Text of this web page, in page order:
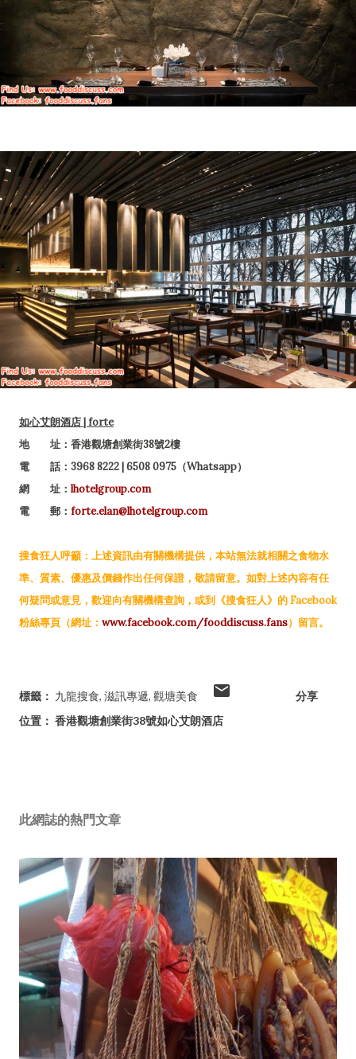
如心艾朗酒店 | forte
地 址：香港觀塘創業街38號2樓
電 話：3968 8222 | 6508 0975（Whatsapp）
網 址： lhotelgroup.com
電 郵： forte.elan@lhotelgroup.com
搜食狂人呼籲：上述資訊由有關機構提供，本站無法就相關之食物水
準、質素、優惠及價錢作出任何保證，敬請留意。如對上述內容有任
何疑問或意見，歡迎向有關機構查詢，或到《搜食狂人》的 Facebook
粉絲專頁（網址： www.facebook.com/fooddiscuss.fans）留言。
標籤： 九龍搜食 滋訊專遞 觀塘美食
位置： 香港觀塘創業街38號如心艾朗酒店
分享
此網誌的熱門文章